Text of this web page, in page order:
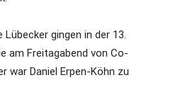
gingen in der 13.
am Freitagabend von Co-
war Daniel Erpen-Köhn zu